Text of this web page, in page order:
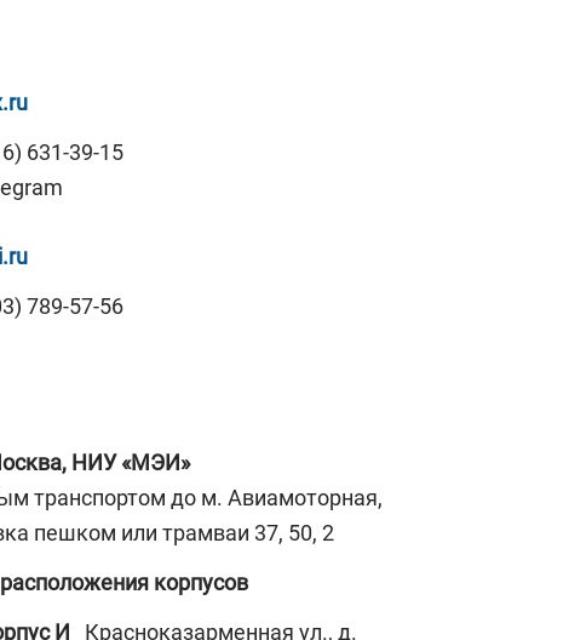
631-39-15
789-57-56
НИУ «МЭИ»
транспортом до м. Авиамоторная,
пешком или трамваи 37, 50, 2
корпусов
И Красноказарменная ул., д.